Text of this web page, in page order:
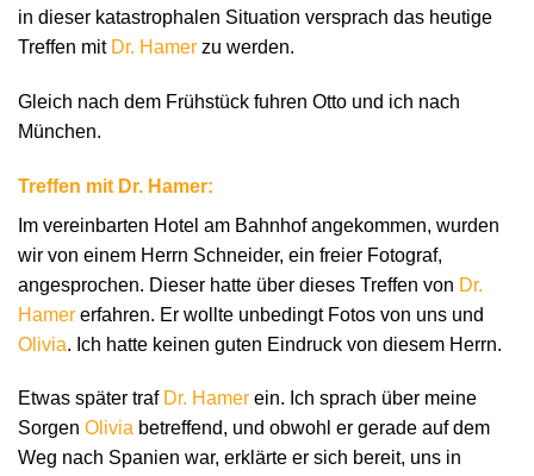
in dieser katastrophalen Situation versprach das heutige
Treffen mit Dr. Hamer zu werden.
Gleich nach dem Frühstück fuhren Otto und ich nach
München.
Treffen mit Dr. Hamer:
Im vereinbarten Hotel am Bahnhof angekommen, wurden
wir von einem Herrn Schneider, ein freier Fotograf,
angesprochen. Dieser hatte über dieses Treffen von Dr.
Hamer erfahren. Er wollte unbedingt Fotos von uns und
Olivia. Ich hatte keinen guten Eindruck von diesem Herrn.
Etwas später traf Dr. Hamer ein. Ich sprach über meine
Sorgen Olivia betreffend, und obwohl er gerade auf dem
Weg nach Spanien war, erklärte er sich bereit, uns in